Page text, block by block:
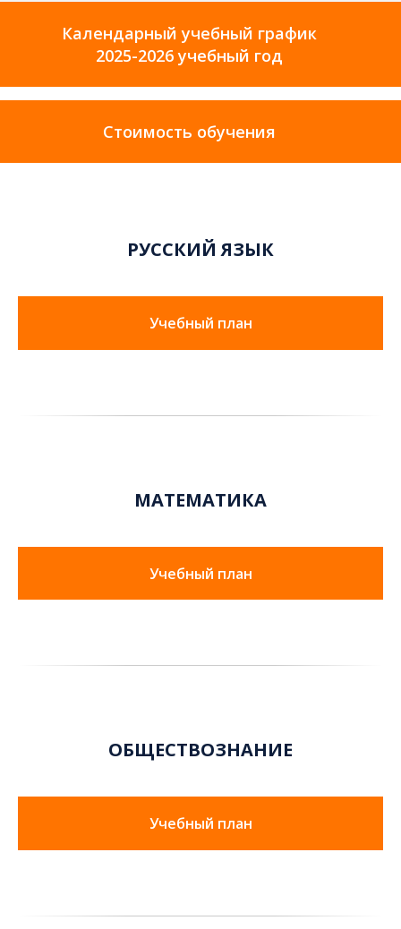
Календарный учебный график
2025-2026 учебный год
Стоимость обучения
РУССКИЙ ЯЗЫК
Учебный план
МАТЕМАТИКА
Учебный план
ОБЩЕСТВОЗНАНИЕ
Учебный план